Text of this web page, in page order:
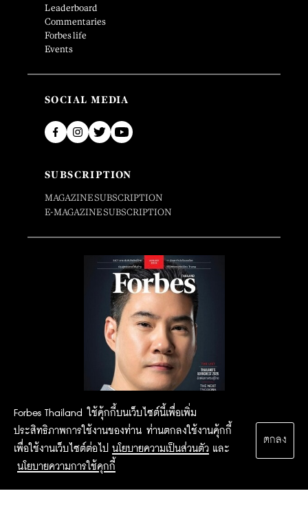
Forbes Thailand ใช้คุ้กกี้บนเว็บไซต์นี้เพื่อเพิ่ม
ประสิทธิภาพการใช้งานของท่าน ท่านตกลงใช้งานคุ้กกี้
เพื่อใช้งานเว็บไซต์ต่อไป นโยบายความเป็นส่วนตัว และ
นโยบายความการใช้คุกกี้
ตกลง
Leaderboard
Commentaries
Forbes life
Events
SOCIAL MEDIA
SUBSCRIPTION
MAGAZINE SUBSCRIPTION
E-MAGAZINE SUBSCRIPTION
2015 Forbesthailand.com ALL RIGHTS RESERVED